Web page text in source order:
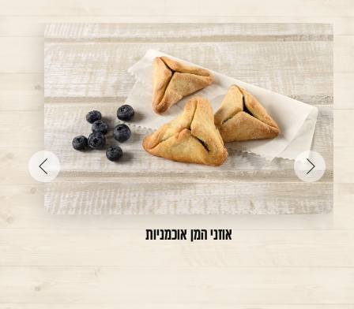
אוזני המן אוכמניות
עבור
לתמונה
הקודמת
עבור
לתמונה
הבאה